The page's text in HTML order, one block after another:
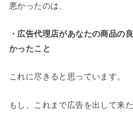
悪かったのは、
・広告代理店があなたの商品の
かったこと
これに尽きると思っています。
もし、これまで広告を出して来た